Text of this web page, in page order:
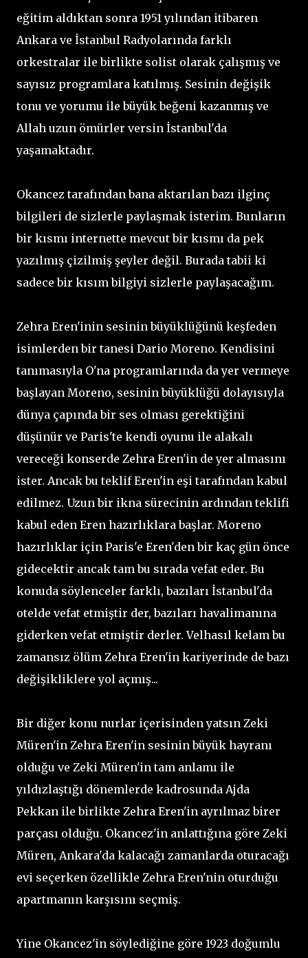
eğitim aldıktan sonra 1951 yılından itibaren
Ankara ve İstanbul Radyolarında farklı
orkestralar ile birlikte solist olarak çalışmış ve
sayısız programlara katılmış. Sesinin değişik
tonu ve yorumu ile büyük beğeni kazanmış ve
Allah uzun ömürler versin İstanbul'da
yaşamaktadır.
Okancez tarafından bana aktarılan bazı ilginç
bilgileri de sizlerle paylaşmak isterim. Bunların
bir kısmı internette mevcut bir kısmı da pek
yazılmış çizilmiş şeyler değil. Burada tabii ki
sadece bir kısım bilgiyi sizlerle paylaşacağım.
Zehra Eren'inin sesinin büyüklüğünü keşfeden
isimlerden bir tanesi Dario Moreno. Kendisini
tanımasıyla O'na programlarında da yer vermeye
başlayan Moreno, sesinin büyüklüğü dolayısıyla
dünya çapında bir ses olması gerektiğini
düşünür ve Paris'te kendi oyunu ile alakalı
vereceği konserde Zehra Eren'in de yer almasını
ister. Ancak bu teklif Eren'in eşi tarafından kabul
edilmez. Uzun bir ikna sürecinin ardından teklifi
kabul eden Eren hazırlıklara başlar. Moreno
hazırlıklar için Paris'e Eren'den bir kaç gün önce
gidecektir ancak tam bu sırada vefat eder. Bu
konuda söylenceler farklı, bazıları İstanbul'da
otelde vefat etmiştir der, bazıları havalimanına
giderken vefat etmiştir derler. Velhasıl kelam bu
zamansız ölüm Zehra Eren'in kariyerinde de bazı
değişikliklere yol açmış...
Bir diğer konu nurlar içerisinden yatsın Zeki
Müren'in Zehra Eren'in sesinin büyük hayranı
olduğu ve Zeki Müren'in tam anlamı ile
yıldızlaştığı dönemlerde kadrosunda Ajda
Pekkan ile birlikte Zehra Eren'in ayrılmaz birer
parçası olduğu. Okancez'in anlattığına göre Zeki
Müren, Ankara'da kalacağı zamanlarda oturacağı
evi seçerken özellikle Zehra Eren'nin oturduğu
apartmanın karşısını seçmiş.
Yine Okancez'in söylediğine göre 1923 doğumlu